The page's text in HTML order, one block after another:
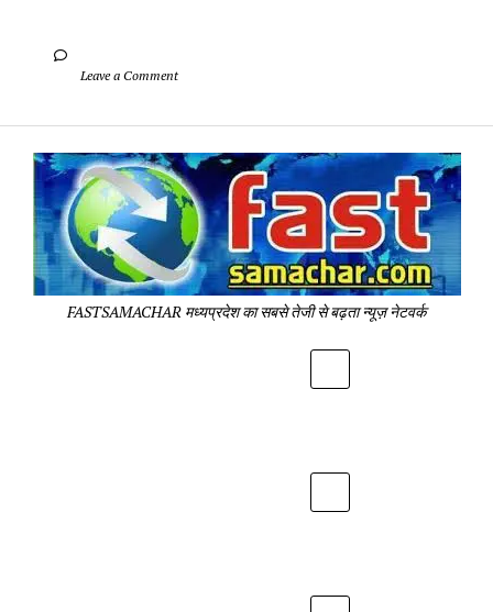
		Leave a Comment
-
FASTSAMACHAR मध्यप्रदेश का सबसे तेजी से बढ़ता न्यूज़ नेटवर्क